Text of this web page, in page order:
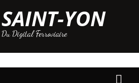
YON
Digital Ferroviaire